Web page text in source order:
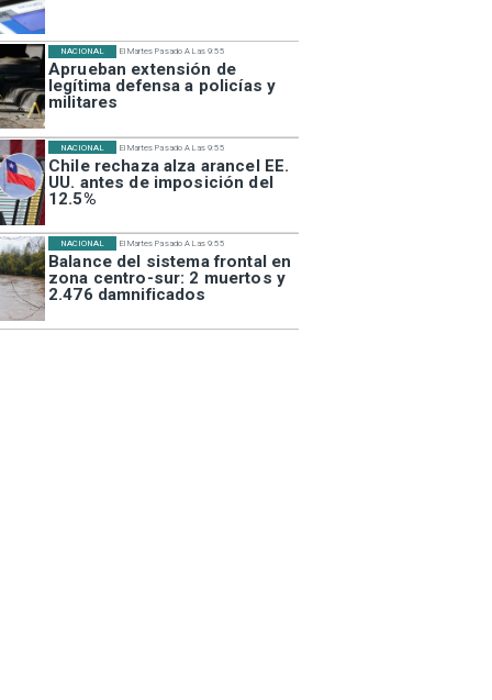
El Martes Pasado A Las 9:55
Aprueban extensión de
legítima defensa a policías y
militares
NACIONAL
El Martes Pasado A Las 9:55
Chile rechaza alza arancel EE.
UU. antes de imposición del
12.5%
NACIONAL
El Martes Pasado A Las 9:55
Balance del sistema frontal en
zona centro-sur: 2 muertos y
2.476 damnificados
NACIONAL